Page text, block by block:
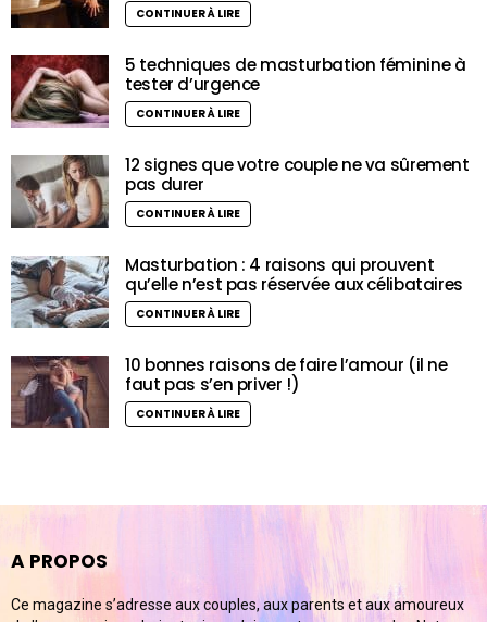
CONTINUER À LIRE
5 techniques de masturbation féminine à
tester d’urgence
CONTINUER À LIRE
12 signes que votre couple ne va sûrement
pas durer
CONTINUER À LIRE
Masturbation : 4 raisons qui prouvent
qu’elle n’est pas réservée aux célibataires
CONTINUER À LIRE
10 bonnes raisons de faire l’amour (il ne
faut pas s’en priver !)
CONTINUER À LIRE
A PROPOS
Ce magazine s’adresse aux couples, aux parents et aux amoureux